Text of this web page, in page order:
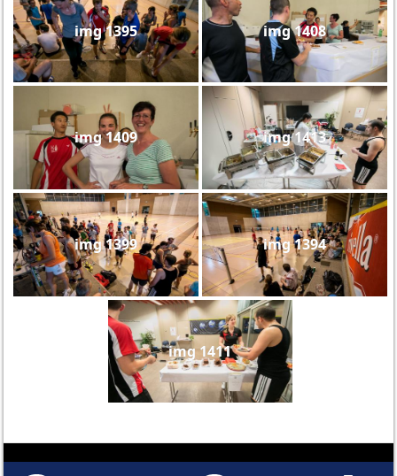
img 1395 img 1408
img 1409 img 1413
img 1399 img 1394
img 1411